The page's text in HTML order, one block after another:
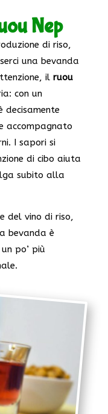
Nep
di riso,
una bevanda
il ruou
con un
decisamente
accompagnato
I sapori si
di cibo aiuta
subito alla
del vino di riso,
bevanda è
po’ più